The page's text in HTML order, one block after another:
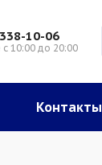
10-06
с 10:00 до 20:00
Контакты